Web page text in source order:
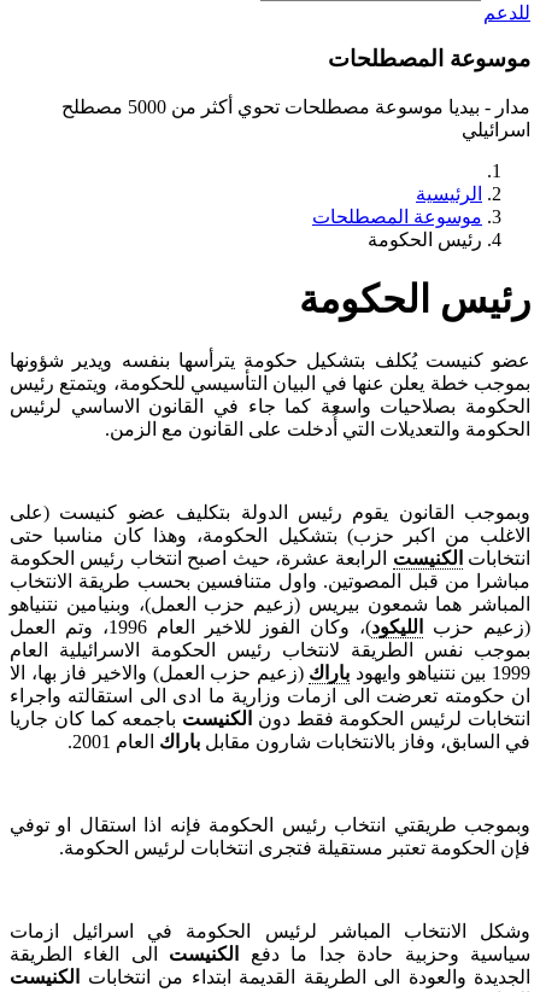
للدعم
موسوعة المصطلحات
مدار - بيديا موسوعة مصطلحات تحوي أكثر من 5000 مصطلح
اسرائيلي
الرئيسية
موسوعة المصطلحات
رئيس الحكومة
رئيس الحكومة
عضو كنيست يُكلف بتشكيل حكومة يترأسها بنفسه ويدير شؤونها
بموجب خطة يعلن عنها في البيان التأسيسي للحكومة، ويتمتع رئيس
الحكومة بصلاحيات واسعة كما جاء في القانون الاساسي لرئيس
الحكومة والتعديلات التي أُدخلت على القانون مع الزمن.
وبموجب القانون يقوم رئيس الدولة بتكليف عضو كنيست (على
الاغلب من اكبر حزب) بتشكيل الحكومة، وهذا كان مناسبا حتى
انتخابات الكنيست الرابعة عشرة، حيث اصبح انتخاب رئيس الحكومة
مباشرا من قبل المصوتين. واول متنافسين بحسب طريقة الانتخاب
المباشر هما شمعون بيريس (زعيم حزب العمل)، وبنيامين نتنياهو
(زعيم حزب
الليكود
)، وكان الفوز للاخير العام 1996، وتم العمل
بموجب نفس الطريقة لانتخاب رئيس الحكومة الاسرائيلية العام
1999 بين نتنياهو وايهود
باراك (زعيم حزب العمل) والاخير فاز بها، الا
ان حكومته تعرضت الى ازمات وزارية ما ادى الى استقالته واجراء
انتخابات لرئيس الحكومة فقط دون
الكنيست باجمعه كما كان جاريا
في السابق، وفاز بالانتخابات شارون مقابل باراك العام 2001.
وبموجب طريقتي انتخاب رئيس الحكومة فإنه اذا استقال او توفي
فإن الحكومة تعتبر مستقيلة فتجرى انتخابات لرئيس الحكومة.
وشكل الانتخاب المباشر لرئيس الحكومة في اسرائيل ازمات
سياسية وحزبية حادة جدا ما دفع
الكنيست الى الغاء الطريقة
الجديدة والعودة الى الطريقة القديمة ابتداء من انتخابات
الكنيست